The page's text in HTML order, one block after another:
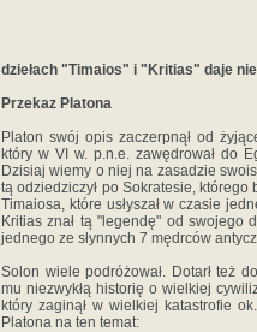
dziełach "Timaios" i "Kritias" daje
Przekaz Platona
Platon swój opis zaczerpnął od
który w VI w. p.n.e. zawędrował do
Dzisiaj wiemy o niej na zasadzie
tą odziedziczył po Sokratesie,
Timaiosa, które usłyszał w czasie
Kritias znał tą "legendę" od swojego
jednego ze słynnych 7 mędrców
Solon wiele podróżował. Dotarł też
mu niezwykłą historię o wielkiej
który zaginął w wielkiej katastrofie
Platona na ten temat: